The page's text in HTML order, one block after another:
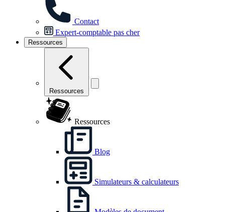
Contact
Expert-comptable pas cher
Ressources
Ressources
Ressources
Blog
Simulateurs & calculateurs